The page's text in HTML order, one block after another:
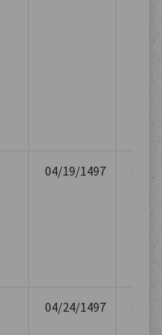
04/19/1497
04/24/1497